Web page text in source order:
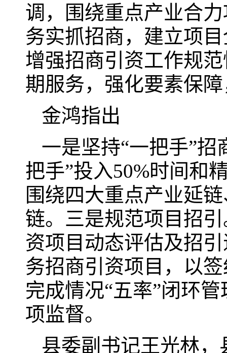
调，围绕重点产业合
务实抓招商，建立项
增强招商引资工作规
期服务，强化要素保
金鸿指出
一是坚持“一把手”招
把手”投入50%时间和
围绕四大重点产业延
链。三是‌规范项目招
资项目动态评估及招
务招商引资项目，以
完成情况“五率”闭环
项监督。
县委副书记王光林